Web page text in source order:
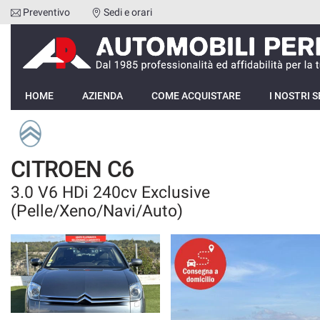
HOME
AZIENDA
COME ACQUISTARE
I NOSTRI SERVIZI
LISTA VEICOLI
VENDI LA TUA AUTO
Preventivo Sedi e orari
HOME AZIENDA COME ACQUISTARE I NOSTRI
CITROEN C6
3.0 V6 HDi 240cv Exclusive
(Pelle/Xeno/Navi/Auto)
Le
preferenze
di
Il
seguente
pannello
consente
esprimere
le
preferenze
di
consenso
alle
tecnologie
di